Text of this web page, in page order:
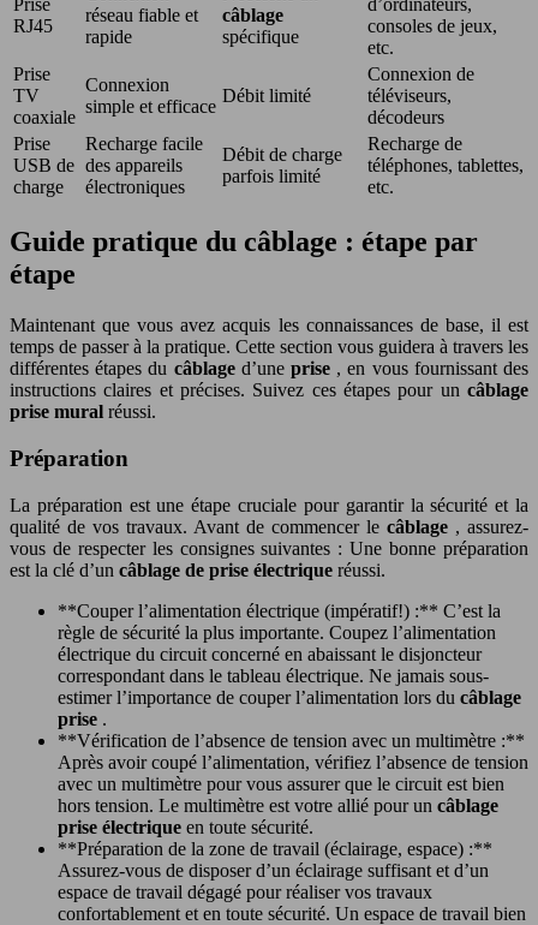
Prise
RJ45
réseau fiable et
rapide
câblage
spécifique
d’ordinateurs,
consoles de jeux,
etc.
Prise
TV
coaxiale
Connexion
simple et efficace
Débit limité
Connexion de
téléviseurs,
décodeurs
Prise
USB de
charge
Recharge facile
des appareils
électroniques
Débit de charge
parfois limité
Recharge de
téléphones, tablettes,
etc.
Guide pratique du câblage : étape par
étape
Maintenant que vous avez acquis les connaissances de base, il est
temps de passer à la pratique. Cette section vous guidera à travers les
différentes étapes du câblage d’uneprise , en vous fournissant des
instructions claires et précises. Suivez ces étapes pour un câblage
prise mural réussi.
Préparation
La préparation est une étape cruciale pour garantir la sécurité et la
qualité de vos travaux. Avant de commencer le câblage , assurez-
vous de respecter les consignes suivantes : Une bonne préparation
est la clé d’un câblage de prise électrique réussi.
**Couper l’alimentation électrique (impératif!) :** C’est la
règle de sécurité la plus importante. Coupez l’alimentation
électrique du circuit concerné en abaissant le disjoncteur
correspondant dans le tableau électrique. Ne jamais sous-
estimer l’importance de couper l’alimentation lors du câblage
prise .
**Vérification de l’absence de tension avec un multimètre :**
Après avoir coupé l’alimentation, vérifiez l’absence de tension
avec un multimètre pour vous assurer que le circuit est bien
hors tension. Le multimètre est votre allié pour un câblage
prise électrique en toute sécurité.
**Préparation de la zone de travail (éclairage, espace) :**
Assurez-vous de disposer d’un éclairage suffisant et d’un
espace de travail dégagé pour réaliser vos travaux
confortablement et en toute sécurité. Un espace de travail bien